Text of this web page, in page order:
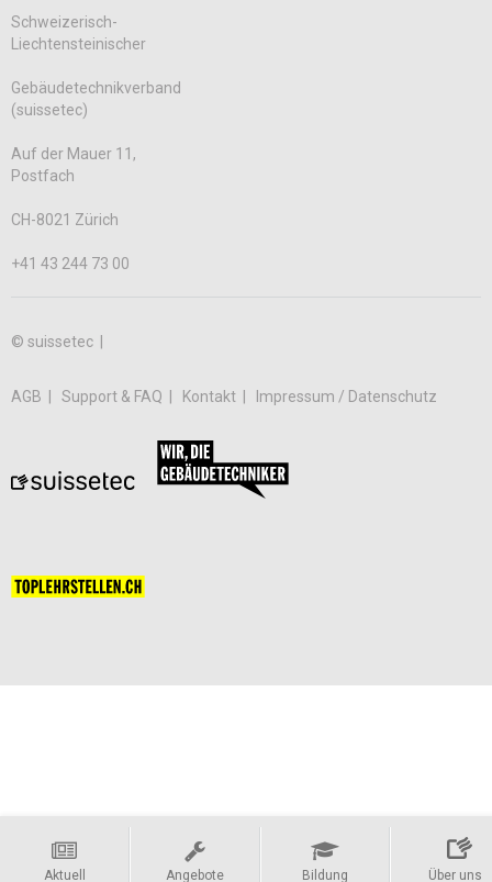
Schweizerisch-
Liechtensteinischer
Gebäudetechnikverband
(suissetec)
Auf der Mauer 11,
Postfach
CH-8021 Zürich
+41 43 244 73 00
© suissetec |
AGB Support & FAQ Kontakt Impressum / Datenschutz
Aktuell Angebote Bildung Über uns